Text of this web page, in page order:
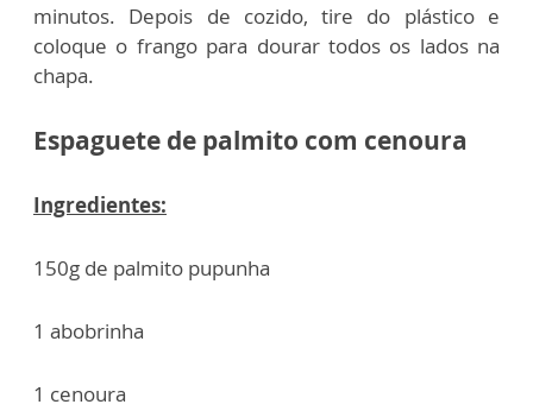
minutos. Depois de cozido, tire do plástico e
coloque o frango para dourar todos os lados na
chapa.
Espaguete de palmito com cenoura
Ingredientes:
150g de palmito pupunha
1 abobrinha
1 cenoura